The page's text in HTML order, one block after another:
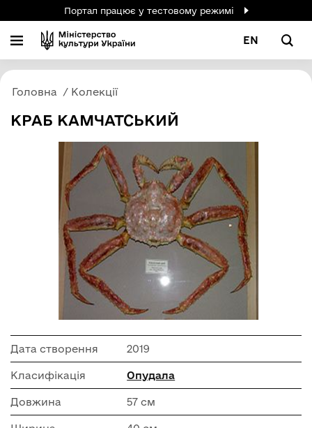
Портал працює у тестовому режимі
EN
Головна Колекції
КРАБ КАМЧАТСЬКИЙ
Дата створення 2019
Класифікація Опудала
Довжина 57 см